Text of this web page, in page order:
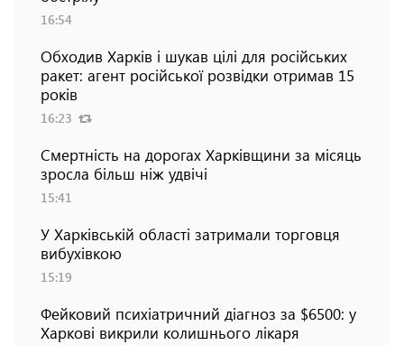
16:54
Обходив Харків і шукав цілі для російських
ракет: агент російської розвідки отримав 15
років
16:23
Смертність на дорогах Харківщини за місяць
зросла більш ніж удвічі
15:41
У Харківській області затримали торговця
вибухівкою
15:19
Фейковий психіатричний діагноз за $6500: у
Харкові викрили колишнього лікаря